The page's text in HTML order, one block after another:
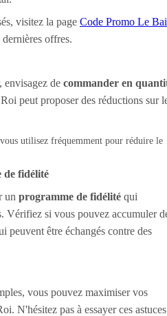
visitez la page Code Promo Le
offres.
envisagez de commander en
peut proposer des réductions sur
utilisez fréquemment pour réduire le
de fidélité
un programme de fidélité qui
Vérifiez si vous pouvez accumuler
peuvent être échangés contre des
vous pouvez maximiser vos
N'hésitez pas à essayer ces astuces